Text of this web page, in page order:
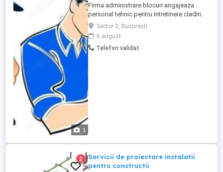
1
Firma administrare blocuri angajeaza
personal tehnic pentru intretinere cladiri.
Cerinte: - studii medii; - calificare in
meseria de instalator sau electrician si
cunostinte in cealalta meserie; - permis de
conducere categoria B Postul presupune
Sector 3, Bucuresti
6 august
Telefon validat
2
Servicii de proiectare instalatii
pentru constructii